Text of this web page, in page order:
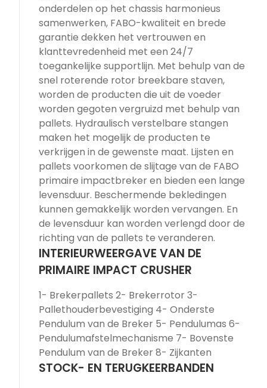
onderdelen op het chassis harmonieus
samenwerken, FABO-kwaliteit en brede
garantie dekken het vertrouwen en
klanttevredenheid met een 24/7
toegankelijke supportlijn. Met behulp van de
snel roterende rotor breekbare staven,
worden de producten die uit de voeder
worden gegoten vergruizd met behulp van
pallets. Hydraulisch verstelbare stangen
maken het mogelijk de producten te
verkrijgen in de gewenste maat. Lijsten en
pallets voorkomen de slijtage van de FABO
primaire impactbreker en bieden een lange
levensduur. Beschermende bekledingen
kunnen gemakkelijk worden vervangen. En
de levensduur kan worden verlengd door de
richting van de pallets te veranderen.
INTERIEURWEERGAVE VAN DE
PRIMAIRE IMPACT CRUSHER
1- Brekerpallets 2- Brekerrotor 3-
Pallethouderbevestiging 4- Onderste
Pendulum van de Breker 5- Pendulumas 6-
Pendulumafstelmechanisme 7- Bovenste
Pendulum van de Breker 8- Zijkanten
STOCK- EN TERUGKEERBANDEN